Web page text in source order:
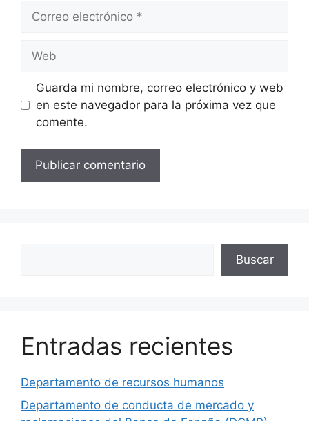
Correo
Web
Guarda mi nombre, correo electrónico y web
en este navegador para la próxima vez que
comente.
Buscar
Entradas recientes
Departamento de recursos humanos
Departamento de conducta de mercado y